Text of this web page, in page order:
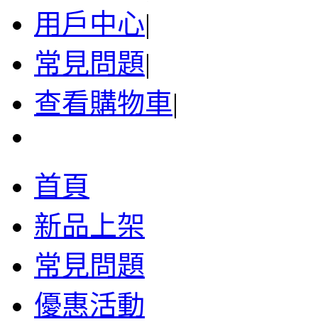
用戶中心|
常見問題|
查看購物車|
首頁
新品上架
常見問題
優惠活動